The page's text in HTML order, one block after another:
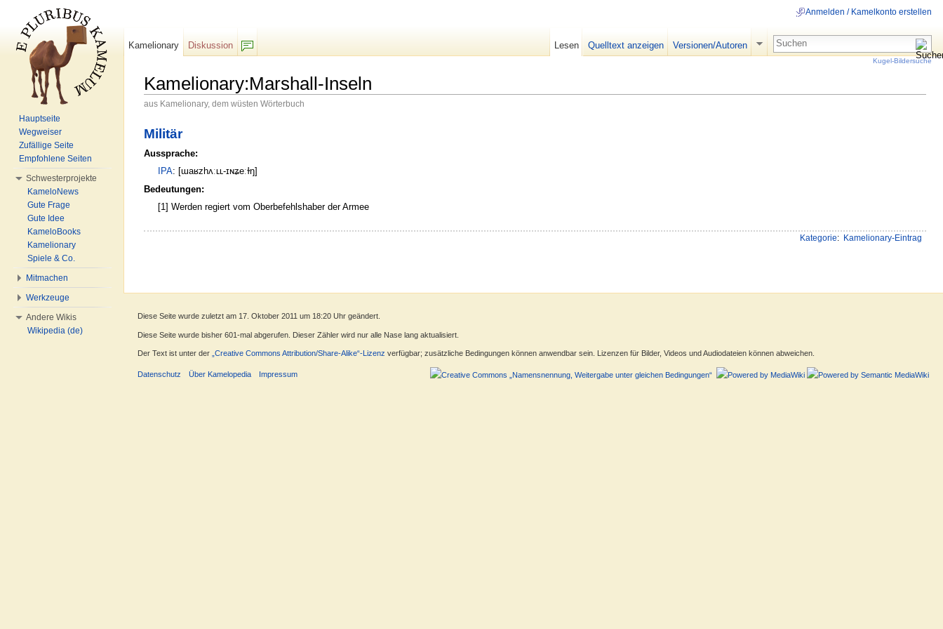
Kamelionary:Marshall-Inseln
aus Kamelionary, dem wüsten Wörterbuch
Militär
Aussprache:
IPA: [ɯaʁzhʌːʟʟ-ɪɴʑeːɫŋ]
Bedeutungen:
[1] Werden regiert vom Oberbefehlshaber der Armee
Kategorie: Kamelionary-Eintrag
Anmelden / Kamelkonto erstellen
Kamelionary
Diskussion
Lesen Quelltext anzeigen Versionen/Autoren
Kugel-Bildersuche
Hauptseite
Wegweiser
Zufällige Seite
Empfohlene Seiten
Schwesterprojekte
KameloNews
Gute Frage
Gute Idee
KameloBooks
Kamelionary
Spiele & Co.
Mitmachen
Werkzeuge
Andere Wikis
Wikipedia (de)
Diese Seite wurde zuletzt am 17. Oktober 2011 um 18:20 Uhr geändert.
Diese Seite wurde bisher 601-mal abgerufen. Dieser Zähler wird nur alle Nase lang aktualisiert.
Der Text ist unter der „Creative Commons Attribution/Share-Alike“-Lizenz verfügbar; zusätzliche Bedingungen können anwendbar sein. Lizenzen für Bilder, Videos und Audiodateien können abweichen.
Datenschutz Über Kamelopedia Impressum